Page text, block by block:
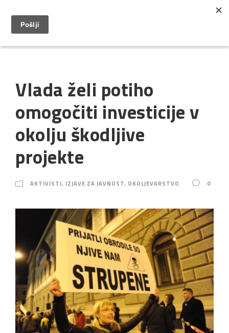
Vlada želi potiho
omogočiti investicije v
okolju škodljive
projekte
AKTIVISTI, IZJAVE ZA JAVNOST, OKOLJEVARSTVO 0